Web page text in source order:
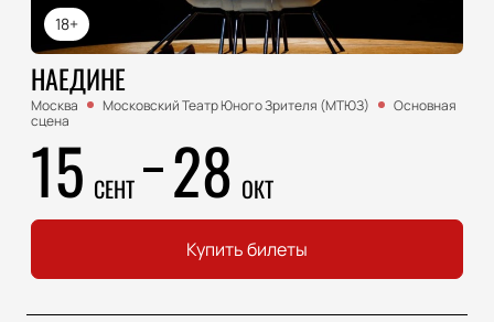
18+
НАЕДИНЕ
Москва Московский Театр Юного Зрителя (МТЮЗ)
Основная
сцена
15 СЕНТ 28 ОКТ
Купить билеты